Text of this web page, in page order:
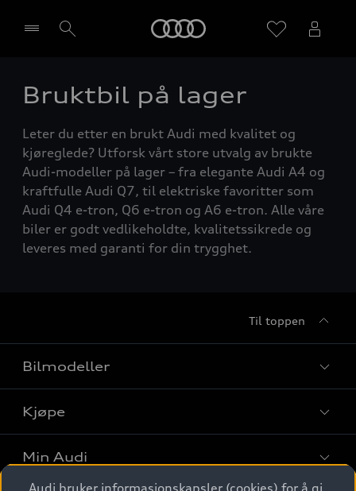
Velg forhandler
Bruktbil på lager
Leter du etter en brukt Audi med kvalitet og
kjøreglede? Utforsk vårt store utvalg av brukte
Audi-modeller på lager – fra elegante Audi A4 og
kraftfulle Audi Q7, til elektriske favoritter som
Audi Q4 e-tron, Q6 e-tron og A6 e-tron. Alle våre
biler er godt vedlikeholdte, kvalitetssikrede og
leveres med garanti for din trygghet.
Til toppen
Bilmodeller
Finn din Audi
Sammenlign bilmodeller
Elbiler
Kjøpe
Kjøpshjelp
Min Audi
Audi bruker informasjonskapsler (cookies) for å gi